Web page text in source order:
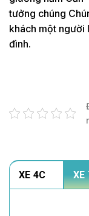
tưởng chúng
khách một người
đình.
XE 4C XE